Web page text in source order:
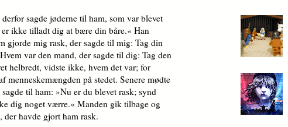
sagde jøderne til ham, som var blevet
ikke tilladt dig at bære din båre.« Han
gjorde mig rask, der sagde til mig: Tag din
var den mand, der sagde til dig: Tag den
helbredt, vidste ikke, hvem det var; for
menneske­mæng­den på stedet. Senere mødte
til ham: »Nu er du blevet rask; synd
dig noget værre.« Manden gik tilbage og
der havde gjort ham rask.